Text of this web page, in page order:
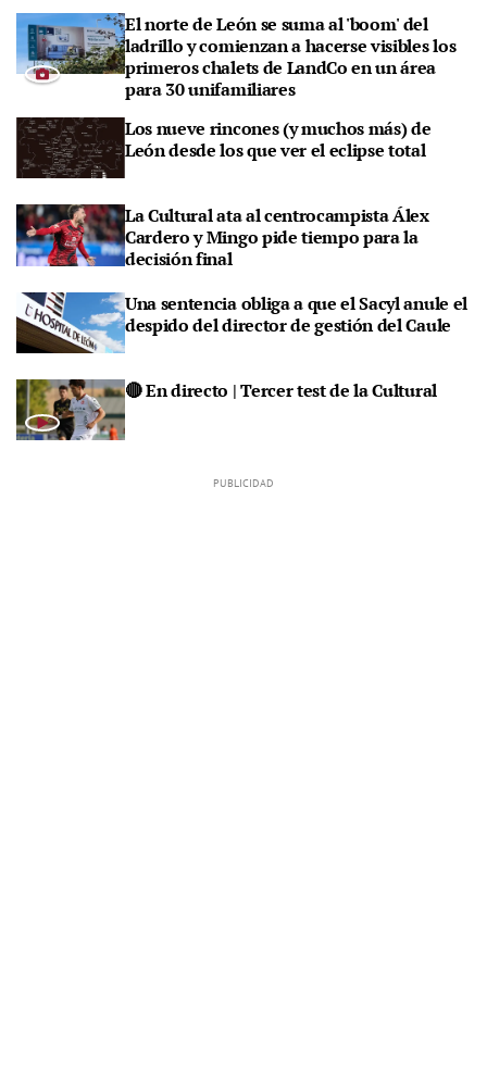
El norte de León se suma al 'boom' del
ladrillo y comienzan a hacerse visibles los
primeros chalets de LandCo en un área
para 30 unifamiliares
Los nueve rincones (y muchos más) de
León desde los que ver el eclipse total
La Cultural ata al centrocampista Álex
Cardero y Mingo pide tiempo para la
decisión final
Una sentencia obliga a que el Sacyl anule el
despido del director de gestión del Caule
🔴 En directo | Tercer test de la Cultural